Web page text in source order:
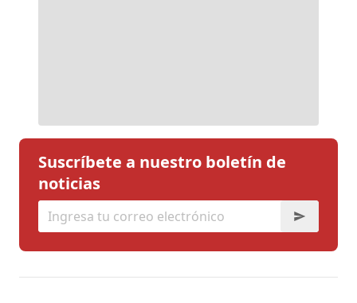
Suscríbete a nuestro boletín de
noticias